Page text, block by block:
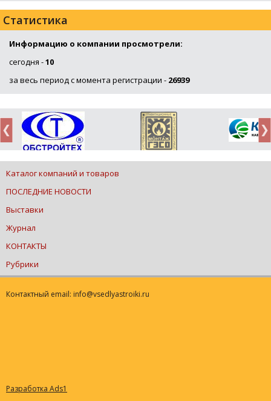
Статистика
Информацию о компании просмотрели:
сегодня -10
за весь период с момента регистрации - 26939
Каталог компаний и товаров
ПОСЛЕДНИЕ НОВОСТИ
Выставки
Журнал
КОНТАКТЫ
Рубрики
Контактный email: info@vsedlyastroiki.ru
Разработка Ads1